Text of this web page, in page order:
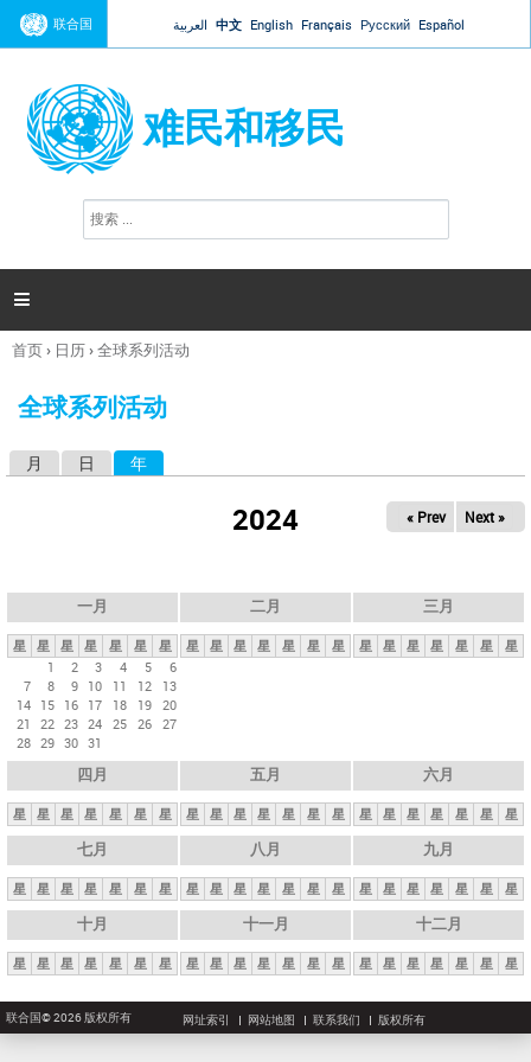
Jump to navigation
联合国 العربية 中文 English Français Русский Español
难民和移民
搜
索

你
这
首页› 日历›全球系列活动
全球系列活动
月 日 年
2024 « Prev Next »
一月
星 星 星 星 星 星
星
1
2 3 4 5
6
7
8 9 10 11 12
13
14 15 16 17 18 19 20
21
22 23 24 25 26 27
28 29 30 31
二月
星 星 星 星 星 星 星
三月
星 星 星 星 星 星 星
四月
星 星 星 星 星 星 星
五月
星 星 星 星 星 星 星
六月
星 星 星 星 星 星 星
七月
星 星 星 星 星 星 星
八月
星 星 星 星 星 星 星
九月
星 星 星 星 星 星 星
十月
星 星 星 星 星 星 星
十一月
星 星 星 星 星 星 星
十二月
星 星 星 星 星 星 星
联合国© 2026 版权所有 网址索引 网站地图 联系我们 版权所有